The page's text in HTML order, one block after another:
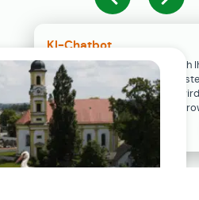
KI-Chatbot
Der KI-Chatbot steht erst nach
Einwilligung in den Cookie-
Verfügung. Der Chat-Verlauf
ausschließlich lokal in Ihrem
gespeichert.